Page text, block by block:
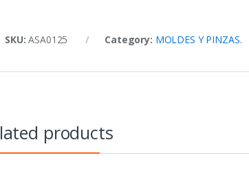
SKU:ASA0125 Category: MOLDES Y PINZAS.
products